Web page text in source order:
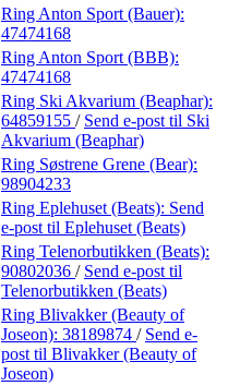
Ring Anton Sport (Bauer):
47474168
Ring Anton Sport (BBB):
47474168
Ring Ski Akvarium (Beaphar):
64859155 / Send e-post til Ski
Akvarium (Beaphar)
Ring Søstrene Grene (Bear):
98904233
Ring Eplehuset (Beats): Send
e-post til Eplehuset (Beats)
Ring Telenorbutikken (Beats):
90802036 / Send e-post til
Telenorbutikken (Beats)
Ring Blivakker (Beauty of
Joseon): 38189874 / Send e-
post til Blivakker (Beauty of
Joseon)